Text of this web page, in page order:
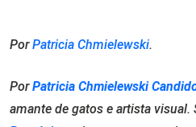
PorPatricia Chmielewski.
Por Patricia Chmielewski
amante de gatos e artista visual.